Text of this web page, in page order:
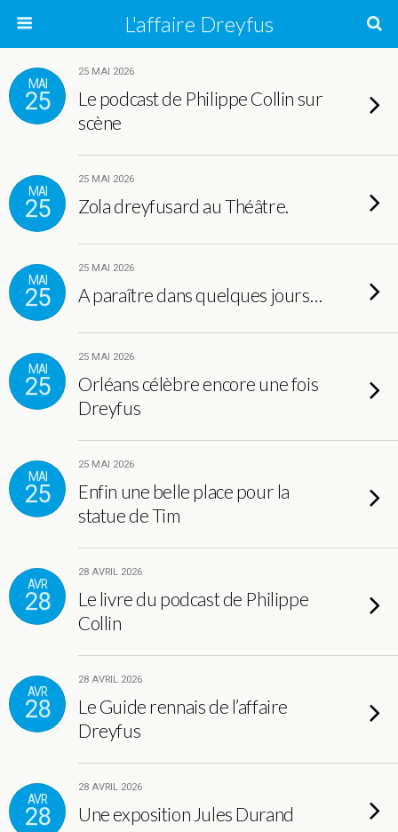
L'affaire Dreyfus
MAI
25
25 MAI 2026
Le podcast de Philippe Collin sur
scène
MAI
25
25 MAI 2026
Zola dreyfusard au Théâtre.
MAI
25
25 MAI 2026
A paraître dans quelques jours…
MAI
25
25 MAI 2026
Orléans célèbre encore une fois
Dreyfus
MAI
25
25 MAI 2026
Enfin une belle place pour la
statue de Tim
AVR
28
28 AVRIL 2026
Le livre du podcast de Philippe
Collin
AVR
28
28 AVRIL 2026
Le Guide rennais de l’affaire
Dreyfus
AVR
28
28 AVRIL 2026
Une exposition Jules Durand